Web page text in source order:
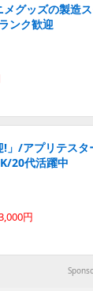
メグッズの製造
ンク歓迎
!」/アプリテス
20代活躍中
円